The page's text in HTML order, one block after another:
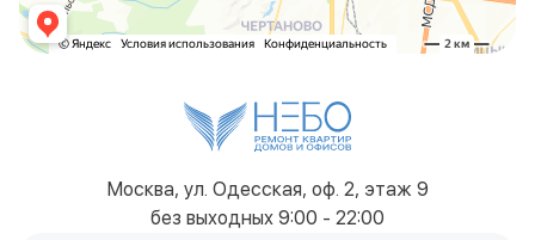
Москва, ул. Одесская, оф. 2, этаж 9
без выходных 9:00 - 22:00